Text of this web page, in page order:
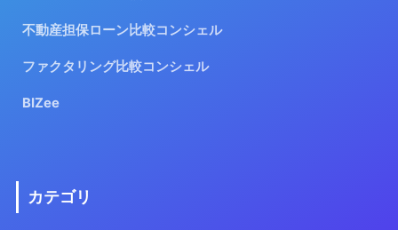
不動産担保ローン比較コンシェル
ファクタリング比較コンシェル
BIZee
カテゴリ